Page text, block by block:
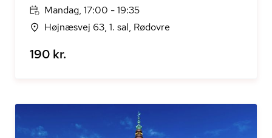
Mandag, 17:00 - 19:35
Højnæsvej 63, 1. sal, Rødovre
190 kr.